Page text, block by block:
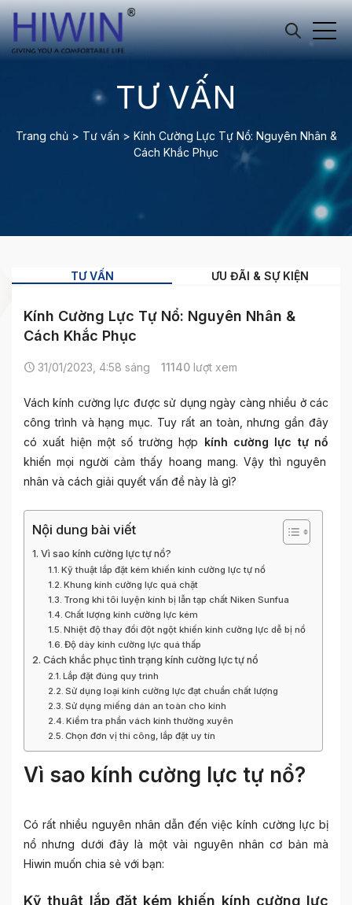
TƯ VẤN
Trang chủ> Tư vấn > Kính Cường Lực Tự Nổ: Nguyên Nhân &
Cách Khắc Phục
TƯ VẤN ƯU ĐÃI & SỰ KIỆN
Kính Cường Lực Tự Nổ: Nguyên Nhân &
Cách Khắc Phục
31/01/2023, 4:58 sáng 11140 lượt xem
Vách kính cường lực được sử dụng ngày càng nhiều ở các
công trình và hạng mục. Tuy rất an toàn, nhưng gần đây
có xuất hiện một số trường hợp kính cường lực tự nổ
khiến mọi người cảm thấy hoang mang. Vậy thì nguyên
nhân và cách giải quyết vấn đề này là gì?
Nội dung bài viết
Vì sao kính cường lực tự nổ?
Kỹ thuật lắp đặt kém khiến kính cường lực tự nổ
Khung kính cường lực quá chặt
Trong khi tôi luyện kính bị lẫn tạp chất Niken Sunfua
Chất lượng kính cường lực kém
Nhiệt độ thay đổi đột ngột khiến kính cường lực dễ bị nổ
Độ dày kính cường lực quá thấp
Cách khắc phục tình trạng kính cường lực tự nổ
Lắp đặt đúng quy trình
Sử dụng loại kính cường lực đạt chuẩn chất lượng
Sử dụng miếng dán an toàn cho kính
Kiểm tra phần vách kính thường xuyên
Chọn đơn vị thi công, lắp đặt uy tín
Vì sao kính cường lực tự nổ?
Có rất nhiều nguyên nhân dẫn đến việc kính cường lực bị
nổ nhưng dưới đây là một vài nguyên nhân cơ bản mà
Hiwin muốn chia sẻ với bạn:
Kỹ thuật lắp đặt kém khiến kính cường lực